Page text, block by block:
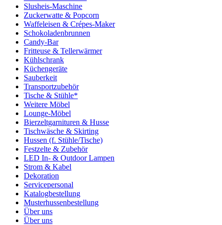
Slusheis-Maschine
Zuckerwatte & Popcorn
Waffeleisen & Crépes-Maker
Schokoladenbrunnen
Candy-Bar
Fritteuse & Tellerwärmer
Kühlschrank
Küchengeräte
Sauberkeit
Transportzubehör
Tische & Stühle*
Weitere Möbel
Lounge-Möbel
Bierzeltgarnituren & Husse
Tischwäsche & Skirting
Hussen (f. Stühle/Tische)
Festzelte & Zubehör
LED In- & Outdoor Lampen
Strom & Kabel
Dekoration
Servicepersonal
Katalogbestellung
Musterhussenbestellung
Über uns
Über uns